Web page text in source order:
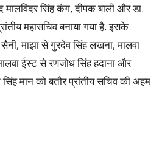
सिंह कंग, दीपक बाली और डा.
महासचिव बनाया गया है. इसके
माझा से गुरदेव सिंह लखना, मालवा
ईस्ट से रणजोध सिंह हदाना और
मान को बतौर प्रांतीय सचिव की अहम